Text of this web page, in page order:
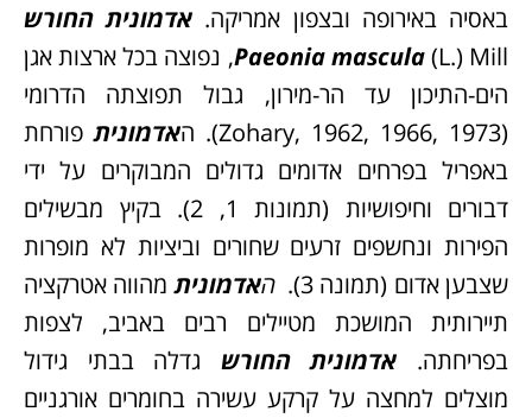
באסיה באירופה ובצפון אמריקה. אדמונית החורש
Paeonia mascula
(L.) Mill, נפוצה בכל ארצות אגן
הים-התיכון עד הר-מירון, גבול תפוצתה הדרומי
(Zohary, 1962, 1966, 1973). ה
אדמוניתפורחת
באפריל בפרחים אדומים גדולים המבוקרים על ידי
דבורים וחיפושיות (תמונות 1, 2). בקיץ מבשילים
הפירות ונחשפים זרעים שחורים וביציות לא מופרות
שצבען אדום (תמונה 3).
האדמוניתמהווה אטרקציה
תיירותית המושכת מטיילים רבים באביב, לצפות
בפריחתה. אדמונית החורש גדלה בבתי גידול
מוצלים למחצה על קרקע עשירה בחומרים אורגניים